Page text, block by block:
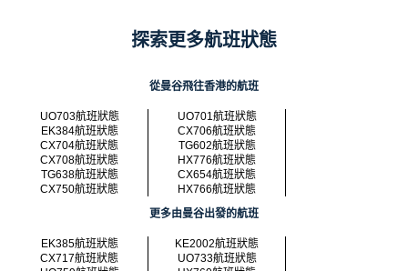
探索更多航班狀態
從曼谷飛往香港的航班
UO703航班狀態
UO701航班狀態
EK384航班狀態
CX706航班狀態
CX704航班狀態
TG602航班狀態
CX708航班狀態
HX776航班狀態
TG638航班狀態
CX654航班狀態
CX750航班狀態
HX766航班狀態
更多由曼谷出發的航班
EK385航班狀態
KE2002航班狀態
CX717航班狀態
UO733航班狀態